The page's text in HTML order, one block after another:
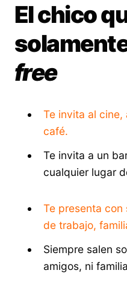
El chico
free
Te invita al cine,
café.
Te invita a un
cualquier lugar
Te presenta con
de trabajo,
Siempre salen
amigos, ni